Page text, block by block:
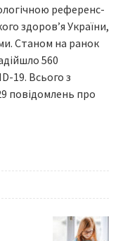
референс-
здоров’я України,
Станом на ранок
560
19. Всього з
повідомлень про